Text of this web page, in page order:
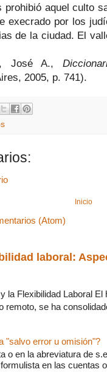
aquel culto
execrado por los
de la ciudad. El
José A.,
2005, p. 741).
Inicio
(Atom)
laboral:
la Flexibilidad Laboral
remoto, se ha
"salvo error u omisión"?
o en la abreviatura de
en las cuentas